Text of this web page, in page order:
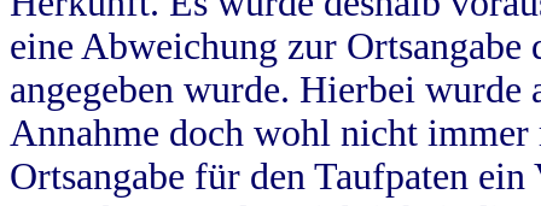
eine Abweichung zur
angegeben wurde. Hierbei wurde
Annahme doch wohl nicht
Ortsangabe für den Taufpaten